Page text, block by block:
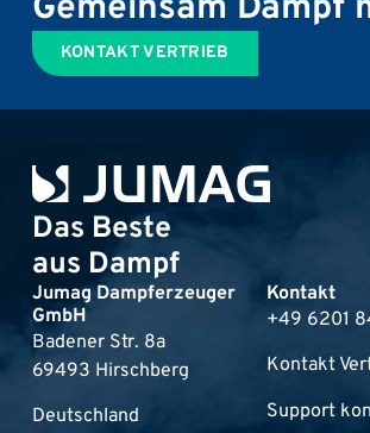
Gemeinsam Dampf
KONTAKT VERTRIEB
Das Beste
aus Dampf
Jumag Dampferzeuger
GmbH
Badener Str. 8a
69493 Hirschberg
Deutschland
Kontakt
+49 6201
Kontakt
Support